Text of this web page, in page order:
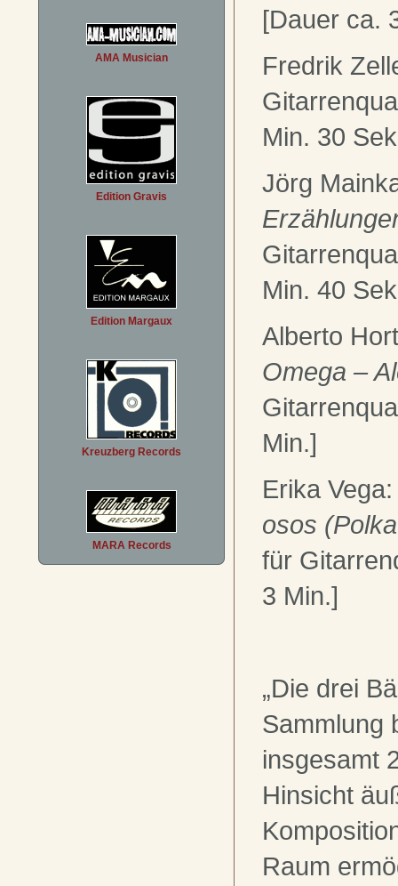
AMA Musician
Edition Gravis
Edition Margaux
Kreuzberg Records
MARA Records
[Dauer ca.
Fredrik
Min. 30
Jörg
Min. 40
Alberto
Omega –
Min.]
Erika
osos
für
3 Min.]
„Die drei
Sammlung
insgesamt
Hinsicht
Raum